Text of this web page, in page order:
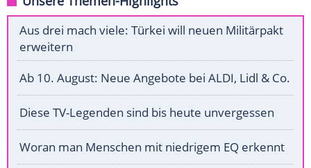
Aus drei mach viele: Türkei will neuen Militärpakt
erweitern
Ab 10. August: Neue Angebote bei ALDI, Lidl & Co.
Diese TV-Legenden sind bis heute unvergessen
Woran man Menschen mit niedrigem EQ erkennt